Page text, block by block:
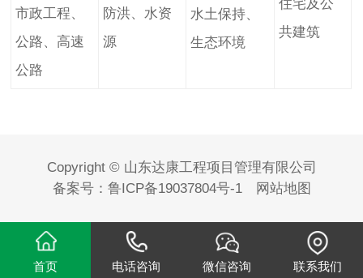
市政工程、
公路、高速
公路
防洪、水资
源
水土保持、
生态环境
住宅及公
共建筑
Copyright © 山东达康工程项目管理有限公司
备案号： 鲁ICP备19037804号-1 网站地图
首页 电话咨询 微信咨询 联系我们